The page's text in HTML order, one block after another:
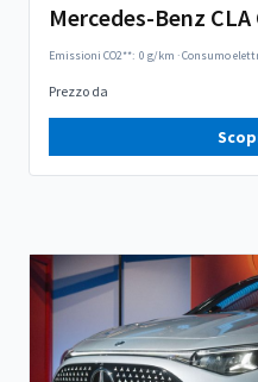
Mercedes-Benz CLA
Emissioni CO2**: 0 g/km ·Consumo
Prezzo da